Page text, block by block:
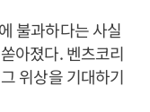
불과하다는 사실
아졌다. 벤츠코리
위상을 기대하기